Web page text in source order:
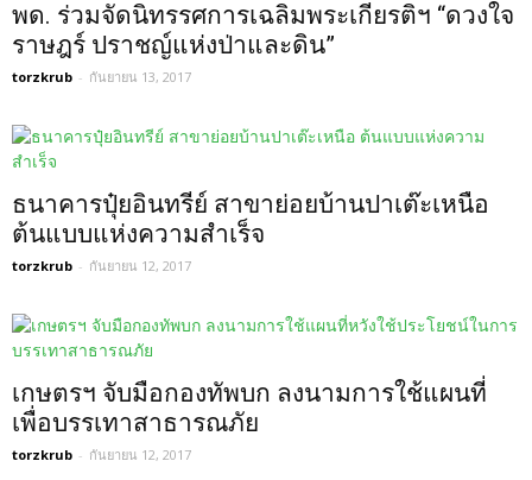
พด. ร่วมจัดนิทรรศการเฉลิมพระเกียรติฯ “ดวงใจ
ราษฎร์ ปราชญ์แห่งป่าและดิน”
torzkrub - กันยายน 13, 2017
ธนาคารปุ๋ยอินทรีย์ สาขาย่อยบ้านปาเต๊ะเหนือ
ต้นแบบแห่งความสำเร็จ
torzkrub - กันยายน 12, 2017
เกษตรฯ จับมือกองทัพบก ลงนามการใช้แผนที่
เพื่อบรรเทาสาธารณภัย
torzkrub - กันยายน 12, 2017